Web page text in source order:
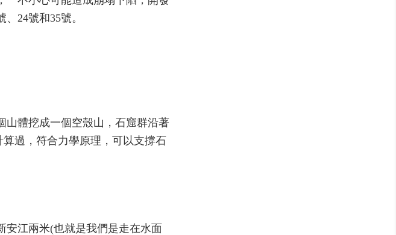
24號和35號。
山體挖成一個空殼山，石窟群沿著
過，符合力學原理，可以支撐石
安江兩米(也就是我們是走在水面